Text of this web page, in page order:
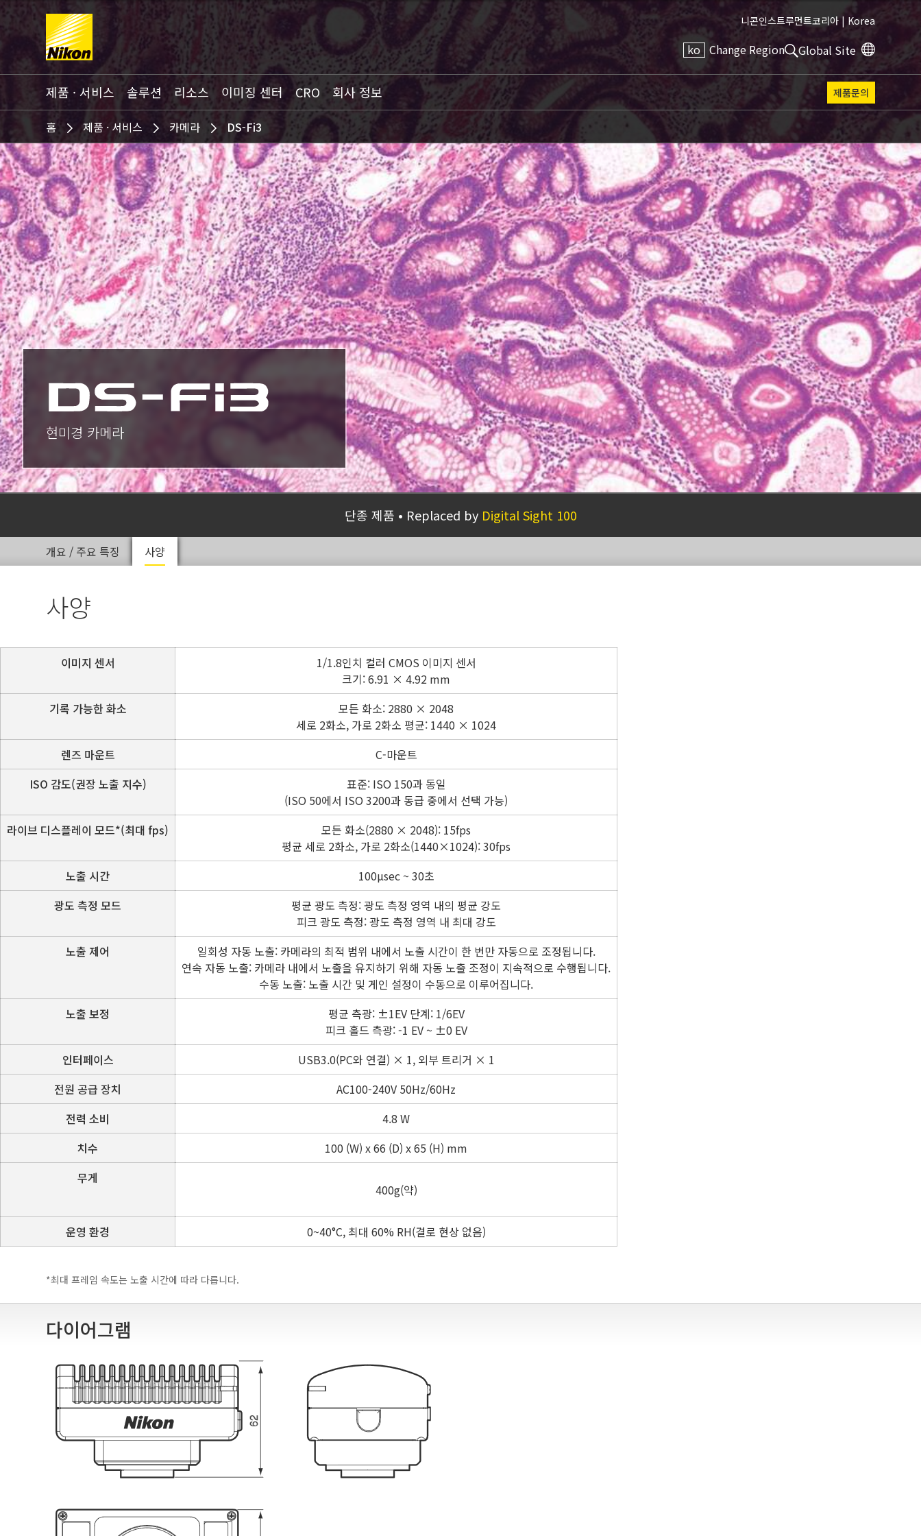
니콘인스트루먼트코리아 | Korea
ko Change Region Global Site
Search keyword(s)
제품 · 서비스 솔루션 리소스 이미징 센터 CRO 회사 정보 제품문의
홈 제품 · 서비스 카메라 DS-Fi3
현미경 카메라
단종 제품 Replaced by Digital Sight 100
개요 / 주요 특징 사양
사양
이미지 센서
1/1.8인치 컬러 CMOS 이미지 센서
크기: 6.91 × 4.92 mm
기록 가능한 화소
모든 화소: 2880 × 2048
세로 2화소, 가로 2화소 평균: 1440 × 1024
렌즈 마운트
C-마운트
ISO 감도(권장 노출 지수)
표준: ISO 150과 동일
(ISO 50에서 ISO 3200과 동급 중에서 선택 가능)
라이브 디스플레이 모드*(최대 fps)
모든 화소(2880 × 2048): 15fps
평균 세로 2화소, 가로 2화소(1440×1024): 30fps
노출 시간
100µsec ~ 30초
광도 측정 모드
평균 광도 측정: 광도 측정 영역 내의 평균 강도
피크 광도 측정: 광도 측정 영역 내 최대 강도
노출 제어
일회성 자동 노출: 카메라의 최적 범위 내에서 노출 시간이 한 번만 자동으로 조정됩니다.
연속 자동 노출: 카메라 내에서 노출을 유지하기 위해 자동 노출 조정이 지속적으로 수행됩니다.
수동 노출: 노출 시간 및 게인 설정이 수동으로 이루어집니다.
노출 보정
평균 측광: ±1EV 단계: 1/6EV
피크 홀드 측광: -1 EV ~ ±0 EV
인터페이스
USB3.0(PC와 연결) × 1, 외부 트리거 × 1
전원 공급 장치
AC100-240V 50Hz/60Hz
전력 소비
4.8 W
치수
100 (W) x 66 (D) x 65 (H) mm
무게
400g(약)
운영 환경 0~40°C, 최대 60% RH(결로 현상 없음)
*최대 프레임 속도는 노출 시간에 따라 다릅니다.
다이어그램